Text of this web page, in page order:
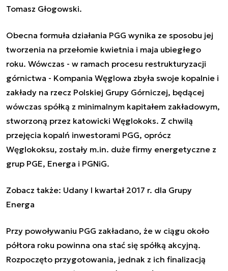
Tomasz Głogowski.
Obecna formuła działania PGG wynika ze sposobu jej
tworzenia na przełomie kwietnia i maja ubiegłego
roku. Wówczas - w ramach procesu restrukturyzacji
górnictwa - Kompania Węglowa zbyła swoje kopalnie i
zakłady na rzecz Polskiej Grupy Górniczej, będącej
wówczas spółką z minimalnym kapitałem zakładowym,
stworzoną przez katowicki Węglokoks. Z chwilą
przejęcia kopalń inwestorami PGG, oprócz
Węglokoksu, zostały m.in. duże firmy energetyczne z
grup PGE, Energa i PGNiG.
Zobacz także: Udany I kwartał 2017 r. dla Grupy
Energa
Przy powoływaniu PGG zakładano, że w ciągu około
półtora roku powinna ona stać się spółką akcyjną.
Rozpoczęto przygotowania, jednak z ich finalizacją